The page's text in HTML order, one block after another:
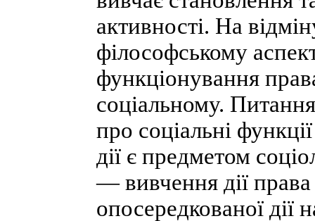
активності. На
філософському
функціонування
соціальному.
про соціальні
дії є предметом
— вивчення дії
опосередкованої дії